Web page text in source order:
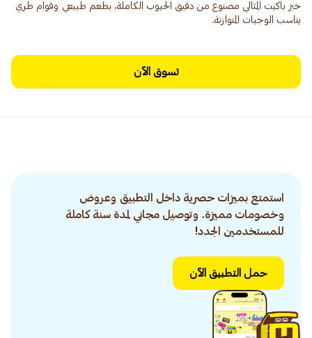
خبز باكيت المثالي مصنوع من دقيق الحبوب الكاملة، بطعم طبيعي وقوام طري
يناسب الوجبات المتوازنة.
تسوق الآن
استمتع بميزات حصرية داخل التطبيق وعروض
وخصومات مميزة. وتوصيل مجاني لمدة سنة كاملة
للمستخدمين الجدد!
حمل التطبيق الآن